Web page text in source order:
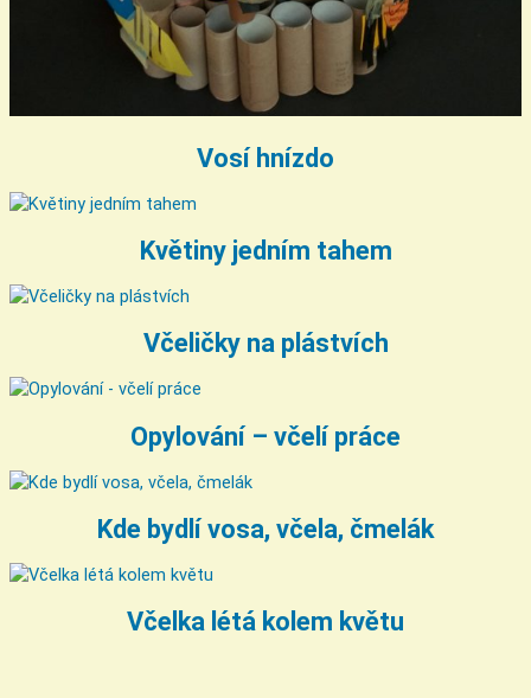
Vosí hnízdo
Květiny jedním tahem
Včeličky na plástvích
Opylování – včelí práce
Kde bydlí vosa, včela, čmelák
Včelka létá kolem květu